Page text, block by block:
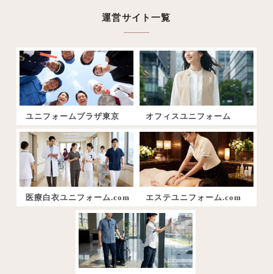
運営サイト一覧
ユニフォームプラザ東京 オフィスユニフォーム
医療白衣ユニフォーム.com エステユニフォーム.com